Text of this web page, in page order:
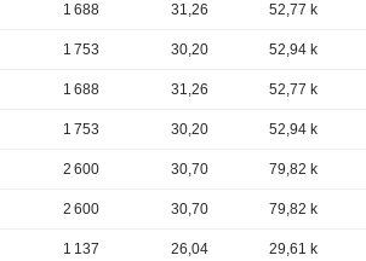
1 688 31,26 52,77 k
1 753 30,20 52,94 k
1 688 31,26 52,77 k
1 753 30,20 52,94 k
2 600 30,70 79,82 k
2 600 30,70 79,82 k
1 137 26,04 29,61 k